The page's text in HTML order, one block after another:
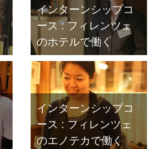
インターンシップコ
ース : フィレンツェ
のホテルで働く
インターンシップコ
ース : フィレンツェ
のエノテカで働く